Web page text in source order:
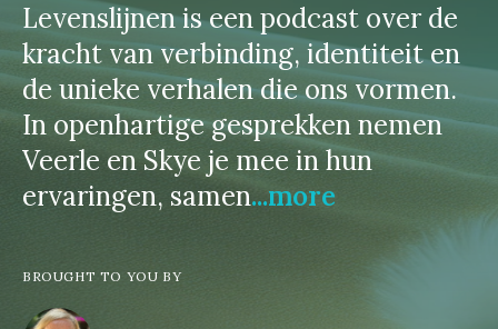
Levenslijnen is een podcast over de
kracht van verbinding, identiteit en
de unieke verhalen die ons vormen.
In openhartige gesprekken nemen
Veerle en Skye je mee in hun
ervaringen, samen...more
BROUGHT TO YOU BY